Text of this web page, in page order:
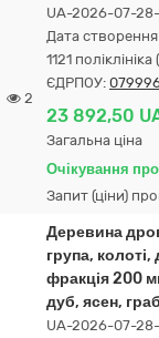
2
UA-2026-07-
Дата
1121
ЄДРПОУ:
23 892,50
Загальна ціна
Очікування
Запит (ціни)
Деревина
група,
фракція 200
дуб, ясен,
UA-2026-07-